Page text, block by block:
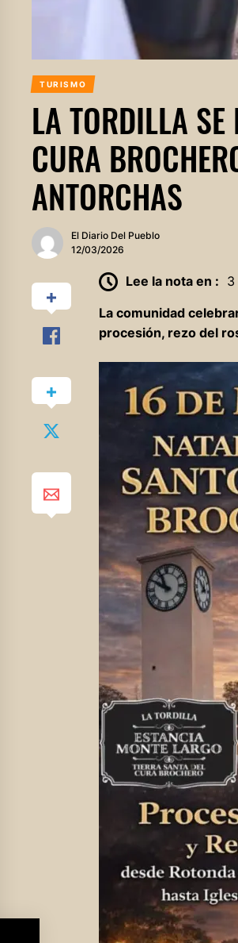
TURISMO
LA TORDILLA
CURA
ANTORCHAS
El Diario Del Pueblo
12/03/2026
Lee la nota en : 3
La comunidad
procesión, rezo del